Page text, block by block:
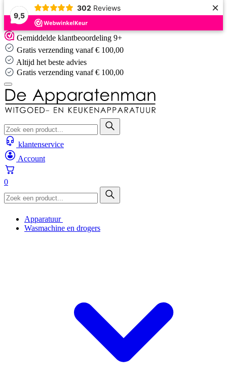
9,5
302 Reviews ×
Skip
to
content
Gemiddelde klantbeoordeling 9+
Gratis verzending vanaf € 100,00
Altijd het beste advies
Gratis verzending vanaf € 100,00
klantenservice
Account
0
Apparatuur
Wasmachine en drogers